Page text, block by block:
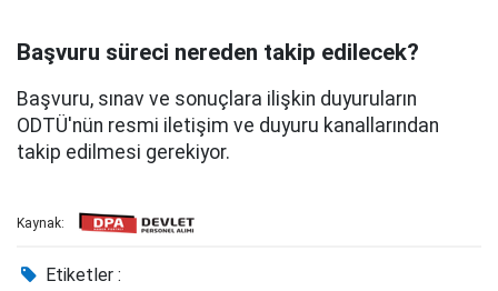
Başvuru süreci nereden takip edilecek?
Başvuru, sınav ve sonuçlara ilişkin duyuruların
ODTÜ'nün resmi iletişim ve duyuru kanallarından
takip edilmesi gerekiyor.
Kaynak:
Etiketler :